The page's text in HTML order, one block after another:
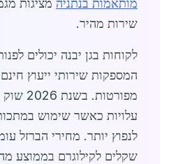
מותאמות בנתניה מציגות
שירות מהיר.
לקוחות בגן יבנה יכולים
המספקות שירותי ייעוץ
עלויות כאשר שימוש
לנפוץ יותר. מחירי הברזל
שקלים לקילוגרם בממוצע